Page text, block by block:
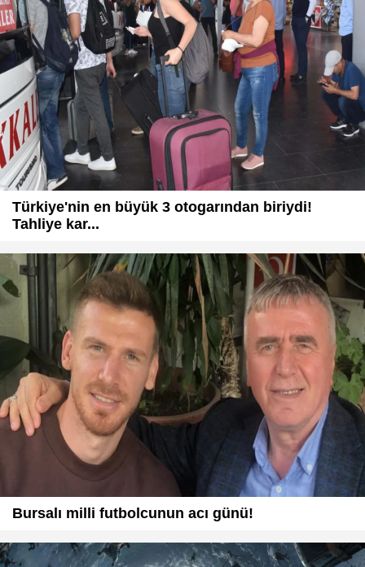
Türkiye'nin en büyük 3 otogarından biriydi!
Tahliye kar...
Bursalı milli futbolcunun acı günü!